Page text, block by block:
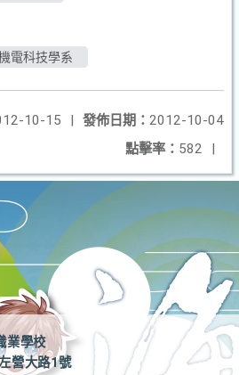
電科技學系
發佈日期： 2012-10-04
10-15
|
點擊率： 582 |
業學校
營大路1號